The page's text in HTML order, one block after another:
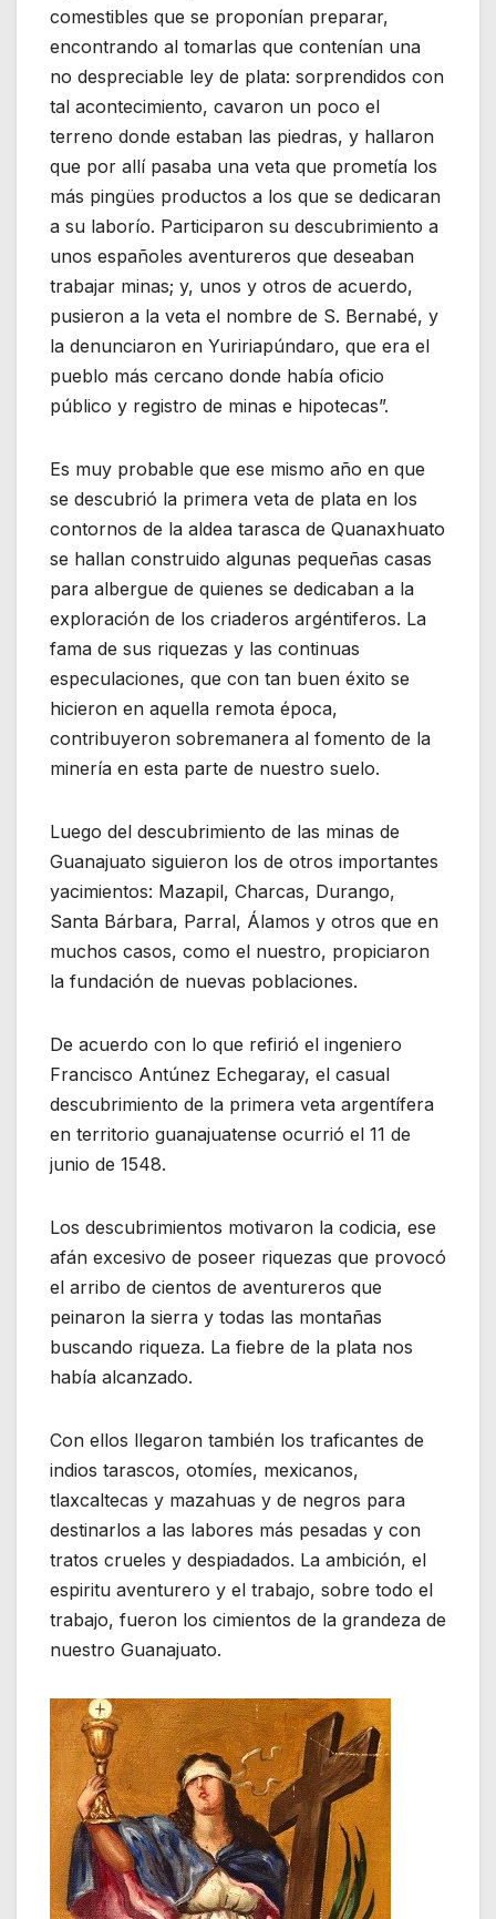
comestibles que se proponían preparar,
encontrando al tomarlas que contenían una
no despreciable ley de plata: sorprendidos con
tal acontecimiento, cavaron un poco el
terreno donde estaban las piedras, y hallaron
que por allí pasaba una veta que prometía los
más pingües productos a los que se dedicaran
a su laborío. Participaron su descubrimiento a
unos españoles aventureros que deseaban
trabajar minas; y, unos y otros de acuerdo,
pusieron a la veta el nombre de S. Bernabé, y
la denunciaron en Yuririapúndaro, que era el
pueblo más cercano donde había oficio
público y registro de minas e hipotecas”.
Es muy probable que ese mismo año en que
se descubrió la primera veta de plata en los
contornos de la aldea tarasca de Quanaxhuato
se hallan construido algunas pequeñas casas
para albergue de quienes se dedicaban a la
exploración de los criaderos argéntiferos. La
fama de sus riquezas y las continuas
especulaciones, que con tan buen éxito se
hicieron en aquella remota época,
contribuyeron sobremanera al fomento de la
minería en esta parte de nuestro suelo.
Luego del descubrimiento de las minas de
Guanajuato siguieron los de otros importantes
yacimientos: Mazapil, Charcas, Durango,
Santa Bárbara, Parral, Álamos y otros que en
muchos casos, como el nuestro, propiciaron
la fundación de nuevas poblaciones.
De acuerdo con lo que refirió el ingeniero
Francisco Antúnez Echegaray, el casual
descubrimiento de la primera veta argentífera
en territorio guanajuatense ocurrió el 11 de
junio de 1548.
Los descubrimientos motivaron la codicia, ese
afán excesivo de poseer riquezas que provocó
el arribo de cientos de aventureros que
peinaron la sierra y todas las montañas
buscando riqueza. La fiebre de la plata nos
había alcanzado.
Con ellos llegaron también los traficantes de
indios tarascos, otomíes, mexicanos,
tlaxcaltecas y mazahuas y de negros para
destinarlos a las labores más pesadas y con
tratos crueles y despiadados. La ambición, el
espiritu aventurero y el trabajo, sobre todo el
trabajo, fueron los cimientos de la grandeza de
nuestro Guanajuato.